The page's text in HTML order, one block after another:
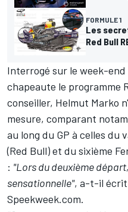
FORMULE 1
Les
Red Bull
Interrogé sur le week-
chapeaute le programme
conseiller, Helmut Marko
mesure, comparant
au long du GP à celles du
(Red Bull) et du sixième
: "Lors du deuxième
sensationnelle", a-t-il écrit
Speekweek.com.